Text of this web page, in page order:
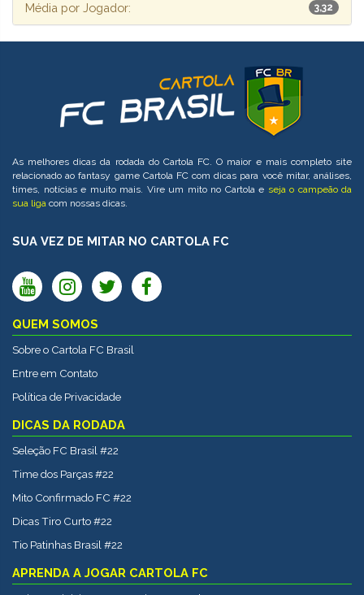
Média por Jogador: 3,32
As melhores dicas da rodada do Cartola FC. O maior e mais completo site
relacionado ao fantasy game Cartola FC com dicas para você mitar, análises,
times, notícias e muito mais. Vire um mito no Cartola e seja o campeão da
sua liga com nossas dicas.
SUA VEZ DE MITAR NO CARTOLA FC
QUEM SOMOS
Sobre o Cartola FC Brasil
Entre em Contato
Política de Privacidade
DICAS DA RODADA
Seleção FC Brasil #22
Time dos Parças #22
Mito Confirmado FC #22
Dicas Tiro Curto #22
Tio Patinhas Brasil #22
APRENDA A JOGAR CARTOLA FC